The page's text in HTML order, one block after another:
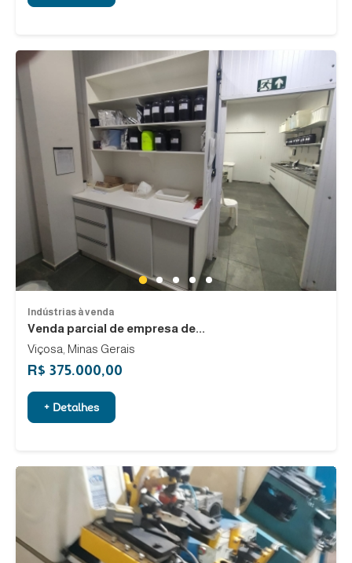
1 2 3 4 5
Indústrias à venda
Venda parcial de empresa de...
Viçosa, Minas Gerais
R$ 375.000,00
+ Detalhes